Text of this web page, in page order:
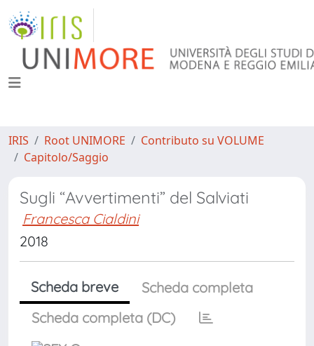
IRIS Root UNIMORE
Contributo su VOLUME
Capitolo/Saggio
Sugli “Avvertimenti” del Salviati
Francesca Cialdini
2018
Scheda breve
Scheda completa
Scheda completa (DC)